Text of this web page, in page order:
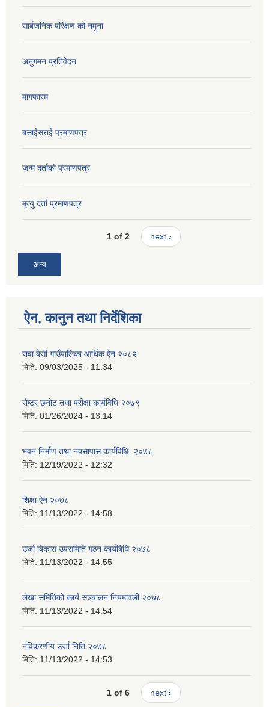
सार्बजनिक परिक्षण को नमुना
अनुगमन प्रतिवेदन
मागफारम
बसाईसराई प्रमाणपत्र
जन्म दर्ताको प्रमाणपत्र
मृत्यु दर्ता प्रमाणपत्र
1 of 2 next ›
अन्य
ऐन, कानुन तथा निर्देशिका
रावा बेसी गाउँपालिका आर्थिक ऐन २०८२
मिति: 09/03/2025 - 11:34
रोष्टर छनोट तथा परीक्षा कार्यविधि २०७९
मिति: 01/26/2024 - 13:14
भवन निर्माण तथा नक्सापास कार्यविधि, २०७८
मिति: 12/19/2022 - 12:32
शिक्षा ऐन २०७८
मिति: 11/13/2022 - 14:58
उर्जा बिकास उपसमिति गठन कार्यबिधि २०७८
मिति: 11/13/2022 - 14:55
लेखा समितिको कार्य सञ्चालन नियमावली २०७८
मिति: 11/13/2022 - 14:54
नविकरणीय उर्जा निति २०७८
मिति: 11/13/2022 - 14:53
1 of 6 next ›